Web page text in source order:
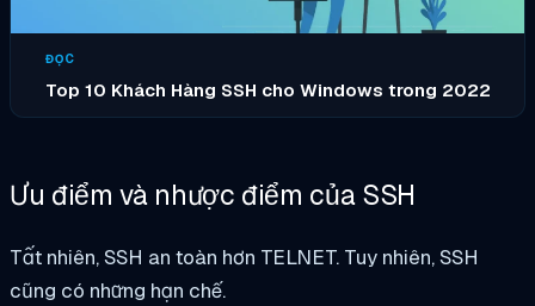
ĐỌC
Top 10 Khách Hàng SSH cho Windows trong 2022
Ưu điểm và nhược điểm của SSH
Tất nhiên, SSH an toàn hơn TELNET. Tuy nhiên, SSH
cũng có những hạn chế.